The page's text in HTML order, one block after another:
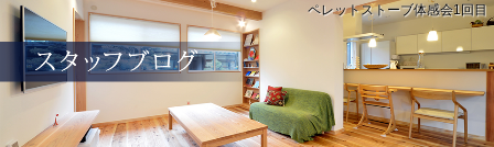
ペレットストーブ体感会1回目